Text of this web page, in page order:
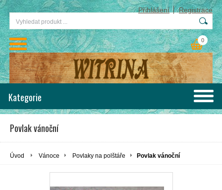
Přihlášení Registrace
0
Kategorie
Povlak vánoční
Úvod Vánoce Povlaky na polštáře Povlak vánoční